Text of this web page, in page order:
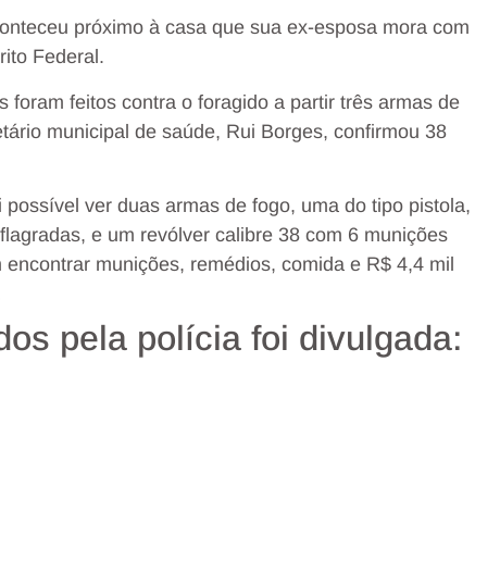
próximo à casa que sua ex-esposa mora com
Federal.
foram feitos contra o foragido a partir três armas de
municipal de saúde, Rui Borges, confirmou 38
ver duas armas de fogo, uma do tipo pistola,
e um revólver calibre 38 com 6 munições
munições, remédios, comida e R$ 4,4 mil
pela polícia foi divulgada: